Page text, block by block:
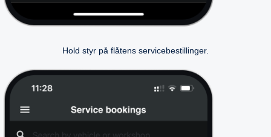
Hold styr på flåtens servicebestillinger.